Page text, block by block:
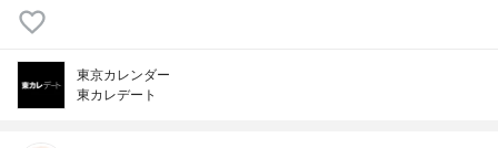
東京カレンダー
東カレデート